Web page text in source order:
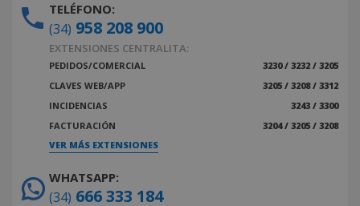
TELÉFONO:
(34) 958 208 900
EXTENSIONES CENTRALITA:
PEDIDOS/COMERCIAL
3230 / 3232 / 3205
CLAVES WEB/APP
3205 / 3208 / 3312
INCIDENCIAS
3243 / 3300
FACTURACIÓN
3204 / 3205 / 3208
VER MÁS EXTENSIONES
WHATSAPP:
(34) 666 333 184